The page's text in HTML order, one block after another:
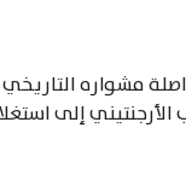
مشواره
إلى